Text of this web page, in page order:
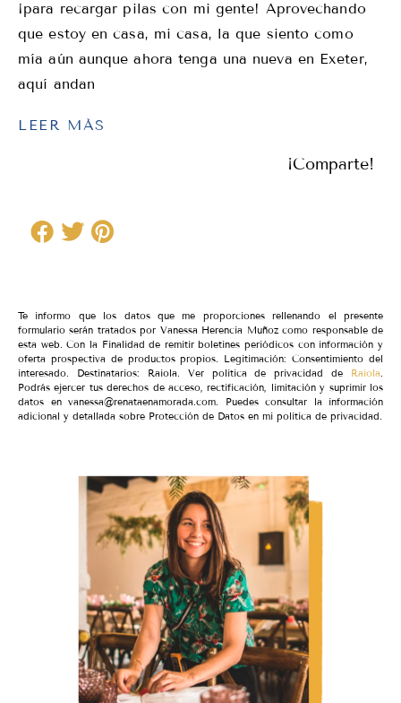
¡para recargar pilas con mi gente! Aprovechando
que estoy en casa, mi casa, la que siento como
mía aún aunque ahora tenga una nueva en Exeter,
aquí andan
LEER MÁS
¡Comparte!
Te informo que los datos que me proporciones rellenando el presente
formulario serán tratados por Vanessa Herencia Muñoz como responsable de
esta web. Con la Finalidad de remitir boletines periódicos con información y
oferta prospectiva de productos propios. Legitimación: Consentimiento del
interesado. Destinatarios: Raiola. Ver política de privacidad de Raiola.
Podrás ejercer tus derechos de acceso, rectificación, limitación y suprimir los
datos en vanessa@renataenamorada.com. Puedes consultar la información
adicional y detallada sobre Protección de Datos en mi política de privacidad.